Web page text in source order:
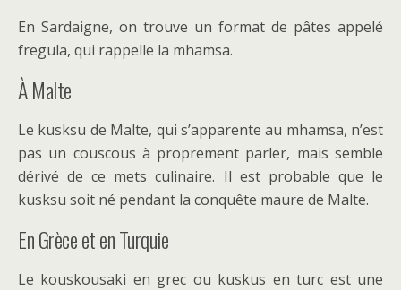
En Sardaigne, on trouve un format de pâtes appelé
fregula, qui rappelle la mhamsa.
À Malte
Le kusksu de Malte, qui s’apparente au mhamsa, n’est
pas un couscous à proprement parler, mais semble
dérivé de ce mets culinaire. Il est probable que le
kusksu soit né pendant la conquête maure de Malte.
En Grèce et en Turquie
Le kouskousaki en grec ou kuskus en turc est une